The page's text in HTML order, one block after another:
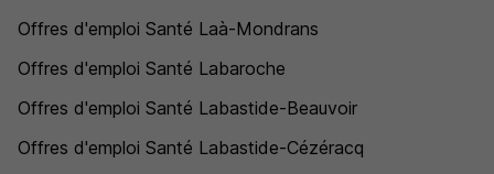
Offres d'emploi Santé Laà-Mondrans
Offres d'emploi Santé Labaroche
Offres d'emploi Santé Labastide-Beauvoir
Offres d'emploi Santé Labastide-Cézéracq